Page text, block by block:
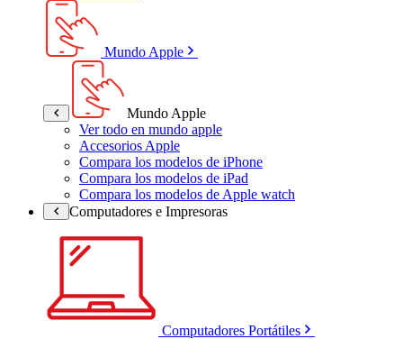
Mundo Apple
Mundo Apple
Ver todo en mundo apple
Accesorios Apple
Compara los modelos de iPhone
Compara los modelos de iPad
Compara los modelos de Apple watch
Computadores e Impresoras
Computadores Portátiles